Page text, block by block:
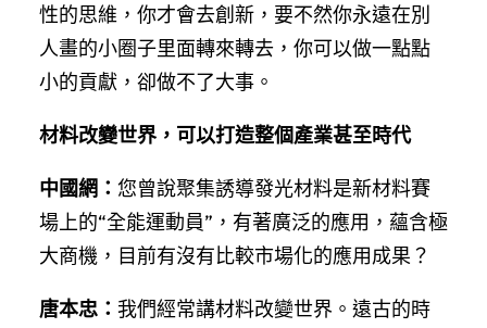
性的思維，你才會去創新，要不然你永遠在別
人畫的小圈子里面轉來轉去，你可以做一點點
小的貢獻，卻做不了大事。
材料改變世界，可以打造整個產業甚至時代
中國網： 您曾說聚集誘導發光材料是新材料賽
場上的“全能運動員”，有著廣泛的應用，蘊含極
大商機，目前有沒有比較市場化的應用成果？
唐本忠： 我們經常講材料改變世界。遠古的時